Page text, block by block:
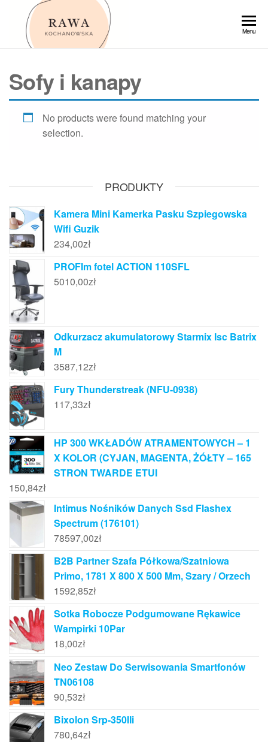
Przejdź
Menu
Sofy i kanapy
No products were found matching your
selection.
PRODUKTY
Kamera Mini Kamerka Pasku Szpiegowska
Wifi Guzik
234,00zł
PROFIm fotel ACTION 110SFL
5010,00zł
Odkurzacz akumulatorowy Starmix Isc Batrix
M
3587,12zł
Fury Thunderstreak (NFU-0938)
117,33zł
HP 300 WKŁADÓW ATRAMENTOWYCH – 1
X KOLOR (CYJAN, MAGENTA, ŻÓŁTY – 165
STRON TWARDE ETUI
150,84zł
Intimus Nośników Danych Ssd Flashex
Spectrum (176101)
78597,00zł
B2B Partner Szafa Półkowa/Szatniowa
Primo, 1781 X 800 X 500 Mm, Szary / Orzech
1592,85zł
Sotka Robocze Podgumowane Rękawice
Wampirki 10Par
18,00zł
Neo Zestaw Do Serwisowania Smartfonów
TN06108
90,53zł
Bixolon Srp-350IIi
780,64zł